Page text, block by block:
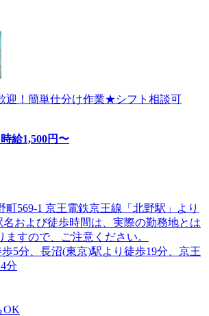
迎！簡単仕分け作業★シフト相談可
時給1,500円〜
町569-1 京王電鉄京王線「北野駅」より
および徒歩時間は、実際の勤務地とは
すので、ご注意ください。
5分、長沼(東京)駅より徒歩19分、京王
分
OK